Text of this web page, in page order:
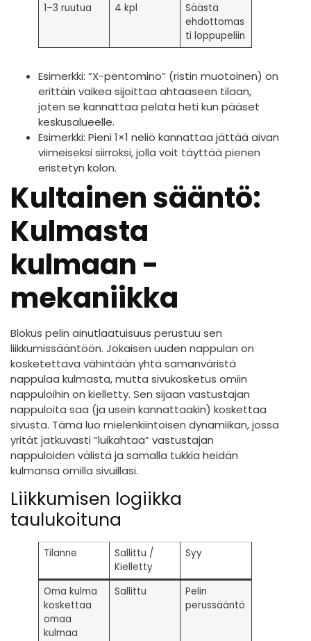
1–3 ruutua
4 kpl
Säästä
ehdottomas
ti loppupeliin
Esimerkki: ”X-pentomino” (ristin muotoinen) on
erittäin vaikea sijoittaa ahtaaseen tilaan,
joten se kannattaa pelata heti kun pääset
keskusalueelle.
Esimerkki: Pieni 1×1 neliö kannattaa jättää aivan
viimeiseksi siirroksi, jolla voit täyttää pienen
eristetyn kolon.
Kultainen sääntö:
Kulmasta
kulmaan -
mekaniikka
Blokus pelin ainutlaatuisuus perustuu sen
liikkumissääntöön. Jokaisen uuden nappulan on
kosketettava vähintään yhtä samanväristä
nappulaa kulmasta, mutta sivukosketus omiin
nappuloihin on kielletty. Sen sijaan vastustajan
nappuloita saa (ja usein kannattaakin) koskettaa
sivusta. Tämä luo mielenkiintoisen dynamiikan, jossa
yrität jatkuvasti ”luikahtaa” vastustajan
nappuloiden välistä ja samalla tukkia heidän
kulmansa omilla sivuillasi.
Liikkumisen logiikka
taulukoituna
Tilanne
Sallittu /
Kielletty
Syy
Oma kulma
koskettaa
omaa
kulmaa
Sallittu
Pelin
perussääntö